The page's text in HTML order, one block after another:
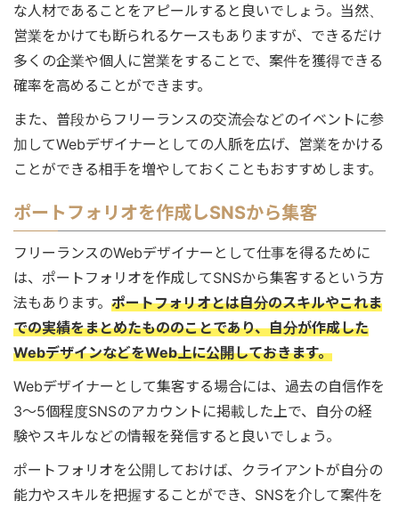
な人材であることをアピールすると良いでしょう。当然、
営業をかけても断られるケースもありますが、できるだけ
多くの企業や個人に営業をすることで、案件を獲得できる
確率を高めることができます。
また、普段からフリーランスの交流会などのイベントに参
加してWebデザイナーとしての人脈を広げ、営業をかける
ことができる相手を増やしておくこともおすすめします。
ポートフォリオを作成しSNSから集客
フリーランスのWebデザイナーとして仕事を得るために
は、ポートフォリオを作成してSNSから集客するという方
法もあります。 ポートフォリオとは自分のスキルやこれま
での実績をまとめたもののことであり、自分が作成した
WebデザインなどをWeb上に公開しておきます。
Webデザイナーとして集客する場合には、過去の自信作を
3〜5個程度SNSのアカウントに掲載した上で、自分の経
験やスキルなどの情報を発信すると良いでしょう。
ポートフォリオを公開しておけば、クライアントが自分の
能力やスキルを把握することができ、SNSを介して案件を